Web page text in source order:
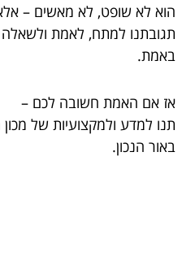
הוא לא שופט, לא מאשים –
תגובתנו למתח, לאמת
באמת.
אז אם האמת חשובה לכם –
תנו למדע ולמקצועיות של
באור הנכון.